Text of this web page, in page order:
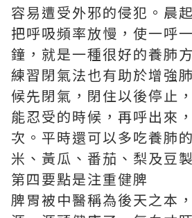
容易遭受外邪的侵犯。晨
把呼吸頻率放慢，使一呼
鐘，就是一種很好的養肺
練習閉氣法也有助於增強
候先閉氣，閉住以後停止
能忍受的時候，再呼出來
次。平時還可以多吃養肺
米、黃瓜、番茄、梨及豆
第四要點是注重健脾
脾胃被中醫稱為後天之本